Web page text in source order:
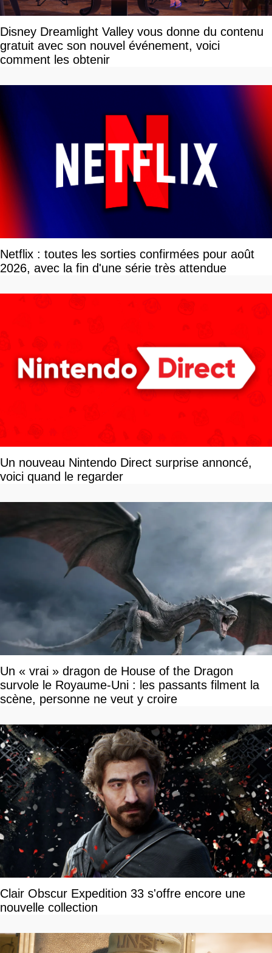
Disney Dreamlight Valley vous donne du contenu
gratuit avec son nouvel événement, voici
comment les obtenir
Netflix : toutes les sorties confirmées pour août
2026, avec la fin d'une série très attendue
Un nouveau Nintendo Direct surprise annoncé,
voici quand le regarder
Un « vrai » dragon de House of the Dragon
survole le Royaume-Uni : les passants filment la
scène, personne ne veut y croire
Clair Obscur Expedition 33 s'offre encore une
nouvelle collection